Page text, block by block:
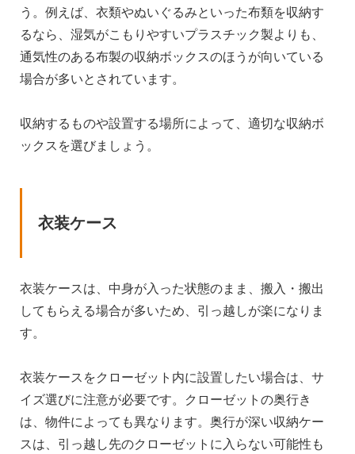
う。例えば、衣類やぬいぐるみといった布類を収納す
るなら、湿気がこもりやすいプラスチック製よりも、
通気性のある布製の収納ボックスのほうが向いている
場合が多いとされています。
収納するものや設置する場所によって、適切な収納ボ
ックスを選びましょう。
衣装ケース
衣装ケースは、中身が入った状態のまま、搬入・搬出
してもらえる場合が多いため、引っ越しが楽になりま
す。
衣装ケースをクローゼット内に設置したい場合は、サ
イズ選びに注意が必要です。クローゼットの奥行き
は、物件によっても異なります。奥行が深い収納ケー
スは、引っ越し先のクローゼットに入らない可能性も